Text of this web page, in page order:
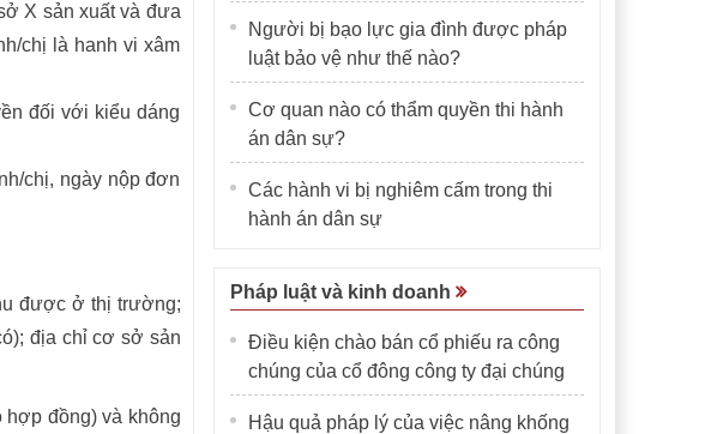
X sản xuất và đưa
chị là hanh vi xâm
đối với kiểu dáng
chị, ngày nộp đơn
được ở thị trường;
địa chỉ cơ sở sản
đồng) và không
Người bị bạo lực gia đình được pháp
luật bảo vệ như thế nào?
Cơ quan nào có thẩm quyền thi hành
án dân sự?
Các hành vi bị nghiêm cấm trong thi
hành án dân sự
Pháp luật và kinh doanh
Điều kiện chào bán cổ phiếu ra công
chúng của cổ đông công ty đại chúng
Hậu quả pháp lý của việc nâng khống